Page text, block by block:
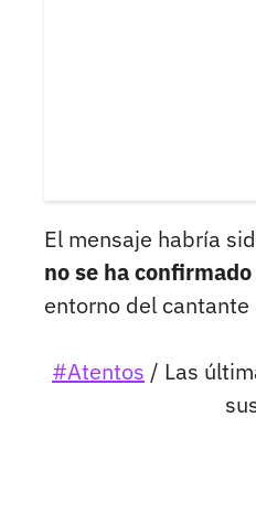
El mensaje habría
no se ha
entorno del
#Atentos / Las